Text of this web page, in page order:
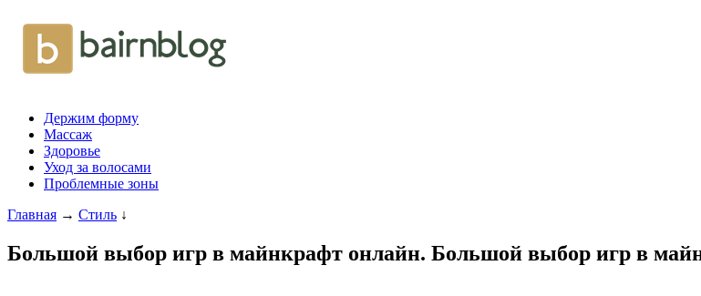
Держим форму
Массаж
Здоровье
Уход за волосами
Проблемные зоны
Главная → Стиль ↓
Большой выбор игр в майнкрафт онлайн. Большой выбор игр в